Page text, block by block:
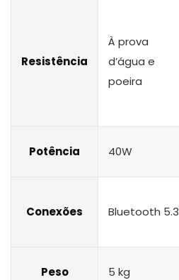
Resistência
À prova
d’água e
poeira
Potência 40W
Conexões Bluetooth 5.3
Peso 5 kg